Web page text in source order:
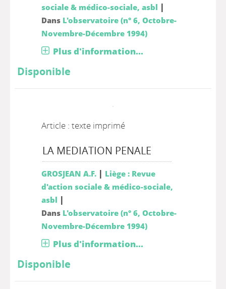
sociale & médico-sociale, asbl |
Dans L'observatoire (n° 6, Octobre-
Novembre-Décembre 1994)
Plus d'information...
Disponible
Article : texte imprimé
LA MEDIATION PENALE
GROSJEAN A.F. | Liège : Revue
d'action sociale & médico-sociale,
asbl |
Dans L'observatoire (n° 6, Octobre-
Novembre-Décembre 1994)
Plus d'information...
Disponible